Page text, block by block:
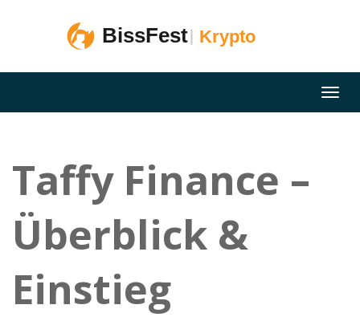
Taffy Finance –
Überblick &
Einstieg